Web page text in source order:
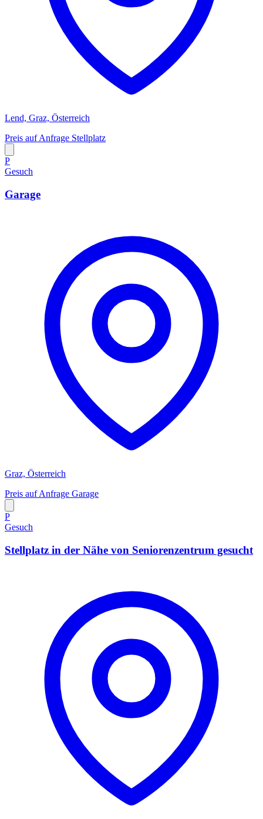
Lend, Graz, Österreich
Preis auf Anfrage Stellplatz
P
Gesuch
Garage
Graz, Österreich
Preis auf Anfrage Garage
P
Gesuch
Stellplatz in der Nähe von Seniorenzentrum gesucht